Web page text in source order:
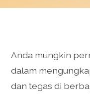
Anda mungkin
dalam
dan tegas di